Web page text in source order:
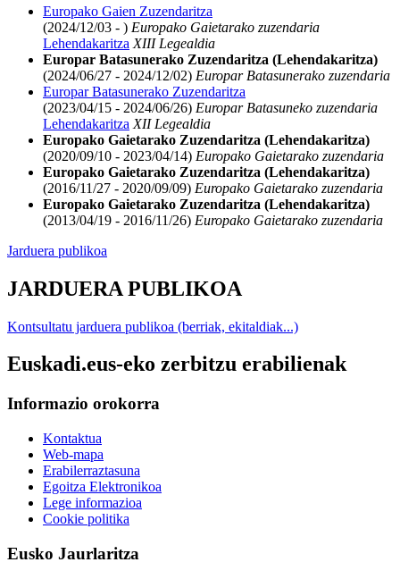
Europako Gaien Zuzendaritza
(2024/12/03 - ) Europako Gaietarako zuzendaria
Lehendakaritza XIII Legealdia
Europar Batasunerako Zuzendaritza (Lehendakaritza)
(2024/06/27 - 2024/12/02) Europar Batasunerako zuzendaria
Europar Batasunerako Zuzendaritza
(2023/04/15 - 2024/06/26) Europar Batasuneko zuzendaria
Lehendakaritza XII Legealdia
Europako Gaietarako Zuzendaritza (Lehendakaritza)
(2020/09/10 - 2023/04/14) Europako Gaietarako zuzendaria
Europako Gaietarako Zuzendaritza (Lehendakaritza)
(2016/11/27 - 2020/09/09) Europako Gaietarako zuzendaria
Europako Gaietarako Zuzendaritza (Lehendakaritza)
(2013/04/19 - 2016/11/26) Europako Gaietarako zuzendaria
Jarduera publikoa
JARDUERA PUBLIKOA
Kontsultatu jarduera publikoa (berriak, ekitaldiak...)
Euskadi.eus-eko zerbitzu erabilienak
Informazio orokorra
Kontaktua
Web-mapa
Erabilerraztasuna
Egoitza Elektronikoa
Lege informazioa
Cookie politika
Eusko Jaurlaritza